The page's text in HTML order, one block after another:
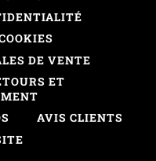
DE VENTE
ET
AVIS CLIENTS